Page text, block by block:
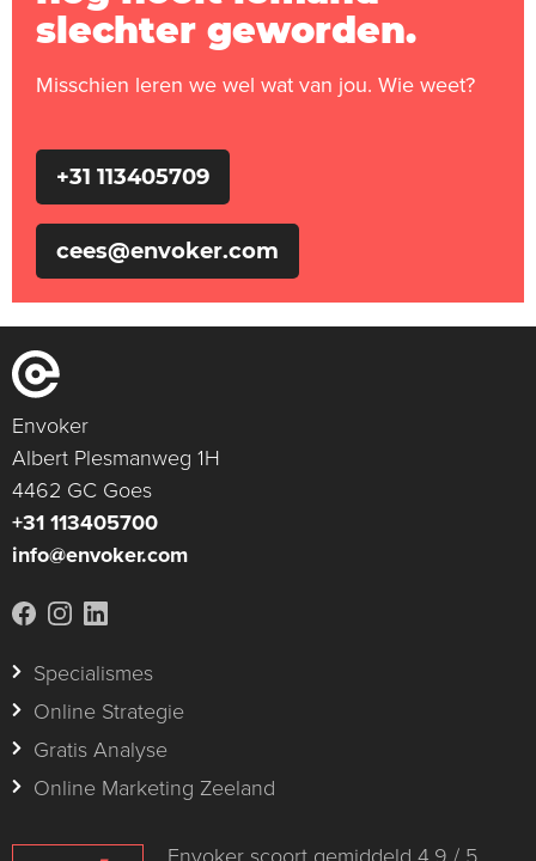
slechter geworden.
Misschien leren we wel wat van jou. Wie weet?
+31 113405709
cees@envoker.com
Envoker
Albert Plesmanweg 1H
4462 GC Goes
+31 113405700
info@envoker.com
Specialismes
Online Strategie
Gratis Analyse
Online Marketing Zeeland